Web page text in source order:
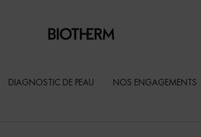
DIAGNOSTIC DE PEAU NOS ENGAGEMENTS